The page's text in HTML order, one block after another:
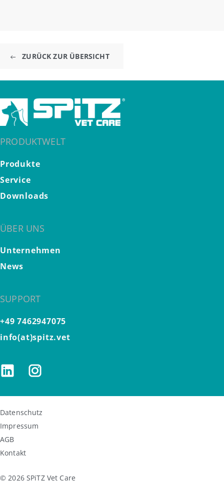
ZURÜCK ZUR ÜBERSICHT
PRODUKTWELT
Produkte
Service
Downloads
ÜBER UNS
Unternehmen
News
SUPPORT
+49 7462947075
info(at)spitz.vet
Datenschutz
Impressum
AGB
Kontakt
© 2026 SPiTZ Vet Care